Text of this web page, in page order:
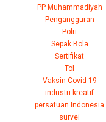
PP Muhammadiyah
Pengangguran
Polri
Sepak Bola
Sertifikat
Tol
Vaksin Covid-19
industri kreatif
persatuan Indonesia
survei